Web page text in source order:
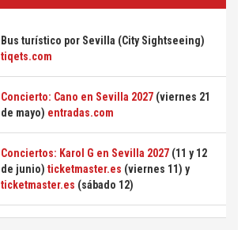
Bus turístico por Sevilla (City Sightseeing)
tiqets.com
Concierto: Cano en Sevilla 2027 (viernes 21
de mayo) entradas.com
Conciertos: Karol G en Sevilla 2027 (11 y 12
de junio) ticketmaster.es (viernes 11) y
ticketmaster.es (sábado 12)